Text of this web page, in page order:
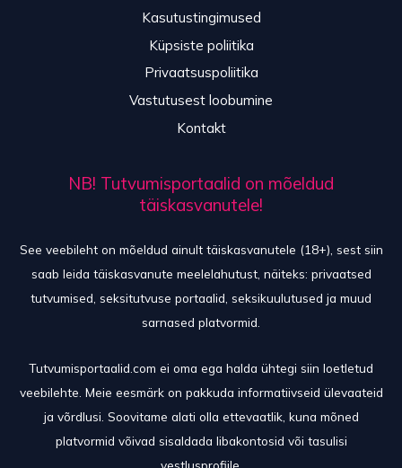
Kasutustingimused
Küpsiste poliitika
Privaatsuspoliitika
Vastutusest loobumine
Kontakt
NB! Tutvumisportaalid on mõeldud
täiskasvanutele!
See veebileht on mõeldud ainult täiskasvanutele (18+), sest siin
saab leida täiskasvanute meelelahutust, näiteks: privaatsed
tutvumised, seksitutvuse portaalid, seksikuulutused ja muud
sarnased platvormid.
Tutvumisportaalid.com ei oma ega halda ühtegi siin loetletud
veebilehte. Meie eesmärk on pakkuda informatiivseid ülevaateid
ja võrdlusi. Soovitame alati olla ettevaatlik, kuna mõned
platvormid võivad sisaldada libakontosid või tasulisi